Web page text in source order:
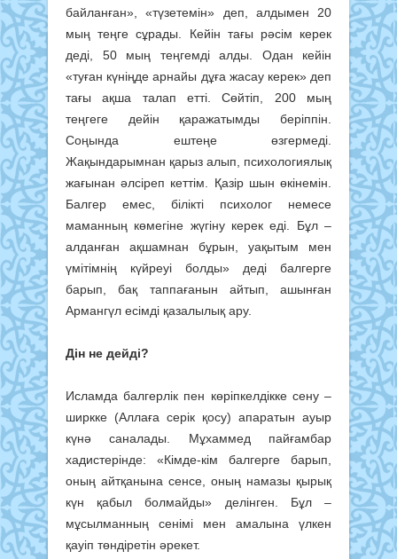
байланған», «түзетемін» деп, алдымен 20
мың теңге сұрады. Кейін тағы рәсім керек
деді, 50 мың теңгемді алды. Одан кейін
«туған күніңде арнайы дұға жасау керек» деп
тағы ақша талап етті. Сөйтіп, 200 мың
теңгеге дейін қаражатымды беріппін.
Соңында ештеңе өзгермеді.
Жақындарымнан қарыз алып, психологиялық
жағынан әлсіреп кеттім. Қазір шын өкінемін.
Балгер емес, білікті психолог немесе
маманның көмегіне жүгіну керек еді. Бұл –
алданған ақшамнан бұрын, уақытым мен
үмітімнің күйреуі болды» деді балгерге
барып, бақ таппағанын айтып, ашынған
Армангүл есімді қазалылық ару.
Дін не дейді?
Исламда балгерлік пен көріпкелдікке сену –
ширкке (Аллаға серік қосу) апаратын ауыр
күнә саналады. Мұхаммед пайғамбар
хадистерінде: «Кімде-кім балгерге барып,
оның айтқанына сенсе, оның намазы қырық
күн қабыл болмайды» делінген. Бұл –
мұсылманның сенімі мен амалына үлкен
қауіп төндіретін әрекет.